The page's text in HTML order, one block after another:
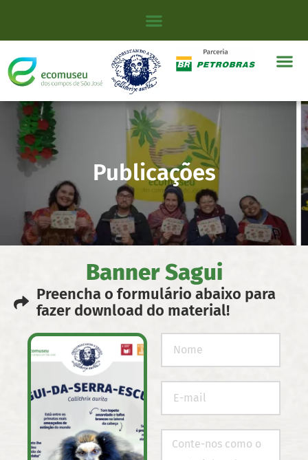
Publicações
Banner Sagui
Preencha o formulário abaixo para
fazer download do material!